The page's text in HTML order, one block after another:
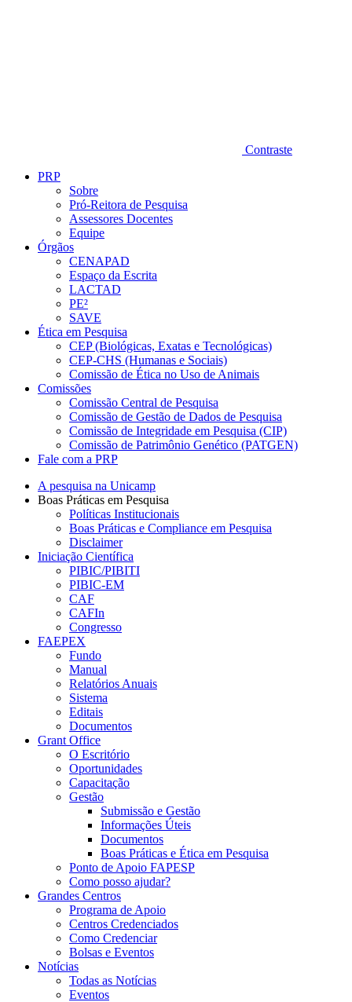
Contraste
PRP
Sobre
Pró-Reitora de Pesquisa
Assessores Docentes
Equipe
Órgãos
CENAPAD
Espaço da Escrita
LACTAD
PE²
SAVE
Ética em Pesquisa
CEP (Biológicas, Exatas e Tecnológicas)
CEP-CHS (Humanas e Sociais)
Comissão de Ética no Uso de Animais
Comissões
Comissão Central de Pesquisa
Comissão de Gestão de Dados de Pesquisa
Comissão de Integridade em Pesquisa (CIP)
Comissão de Patrimônio Genético (PATGEN)
Fale com a PRP
A pesquisa na Unicamp
Boas Práticas em Pesquisa
Políticas Institucionais
Boas Práticas e Compliance em Pesquisa
Disclaimer
Iniciação Científica
PIBIC/PIBITI
PIBIC-EM
CAF
CAFIn
Congresso
FAEPEX
Fundo
Manual
Relatórios Anuais
Sistema
Editais
Documentos
Grant Office
O Escritório
Oportunidades
Capacitação
Gestão
Submissão e Gestão
Informações Úteis
Documentos
Boas Práticas e Ética em Pesquisa
Ponto de Apoio FAPESP
Como posso ajudar?
Grandes Centros
Programa de Apoio
Centros Credenciados
Como Credenciar
Bolsas e Eventos
Notícias
Todas as Notícias
Eventos